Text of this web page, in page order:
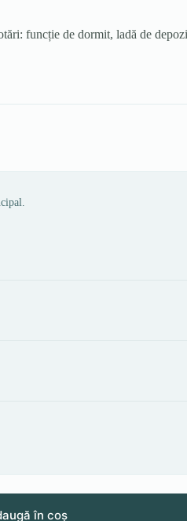
funcție de dormit, ladă de
în coș